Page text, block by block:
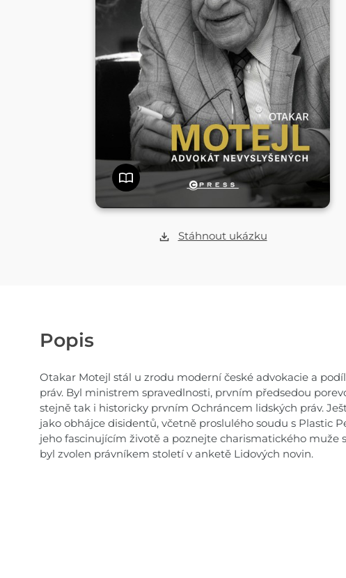
Stáhnout ukázku
Popis
Otakar Motejl stál u zrodu moderní české advokacie a
práv. Byl ministrem spravedlnosti, prvním předsedou
stejně tak i historicky prvním Ochráncem lidských práv.
jako obhájce disidentů, včetně proslulého soudu s Plastic
jeho fascinujícím životě a poznejte charismatického muže
byl zvolen právníkem století v anketě Lidových novin.